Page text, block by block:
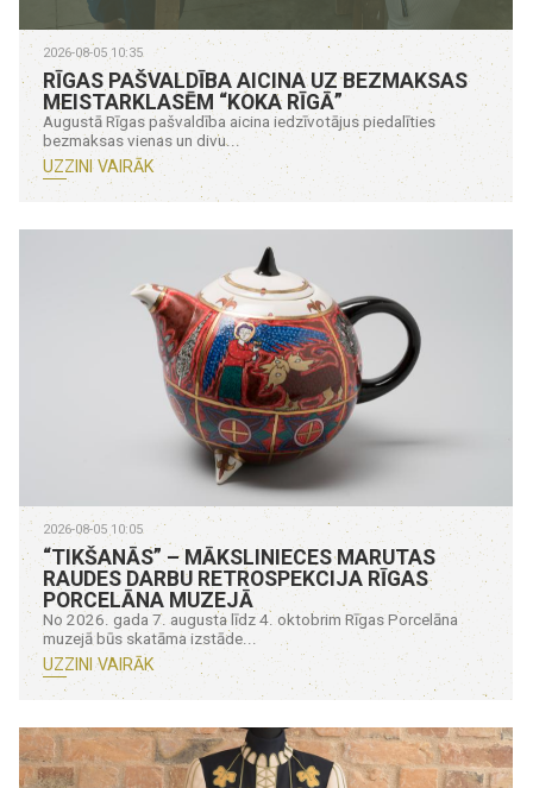
2026-08-05 10:35
RĪGAS PAŠVALDĪBA AICINA UZ BEZMAKSAS
MEISTARKLASĒM “KOKA RĪGĀ”
Augustā Rīgas pašvaldība aicina iedzīvotājus piedalīties
bezmaksas vienas un divu...
UZZINI VAIRĀK
2026-08-05 10:05
“TIKŠANĀS” – MĀKSLINIECES MARUTAS
RAUDES DARBU RETROSPEKCIJA RĪGAS
PORCELĀNA MUZEJĀ
No 2026. gada 7. augusta līdz 4. oktobrim Rīgas Porcelāna
muzejā būs skatāma izstāde...
UZZINI VAIRĀK